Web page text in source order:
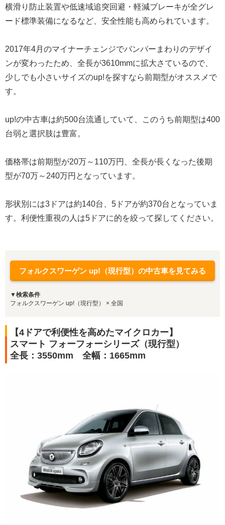
横滑り防止装置や低速域追突回避・軽減ブレーキが全グレ
ード標準装備になるなど、安全性能も高められています。
2017年4月のマイナーチェンジでバンパーまわりのデザイ
ンが変わったため、全長が3610mmに拡大さているので、
少しでも小さいサイズのup!を探すなら前期型がオススメで
す。
up!の中古車は約500台流通していて、このうち前期型は400
台弱と選択肢は豊富。
価格帯は前期型が20万～110万円、全長が長くなった後期
型が70万～240万円となっています。
形状別には3ドアは約140台、5ドアが約370台となっていま
す。利便性重視の人は5ドアに的を絞って探してください。
フォルクスワーゲン up!（現行型）の中古車を見てみる
▼検索条件
フォルクスワーゲン up!（現行型） × 全国
【4ドアで利便性を高めたマイクロカー】
スマート フォーフォーシリーズ（現行型）
全長：3550mm 全幅：1665mm